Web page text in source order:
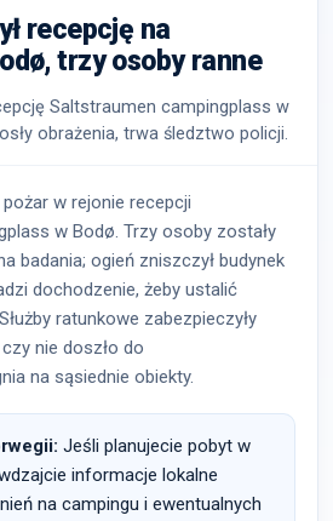
recepcję na
trzy osoby ranne
Saltstraumen campingplass w
obrażenia, trwa śledztwo policji.
w rejonie recepcji
w Bodø. Trzy osoby zostały
badania; ogień zniszczył budynek
dochodzenie, żeby ustalić
ratunkowe zabezpieczyły
nie doszło do
na sąsiednie obiekty.
Jeśli planujecie pobyt w
informacje lokalne
na campingu i ewentualnych